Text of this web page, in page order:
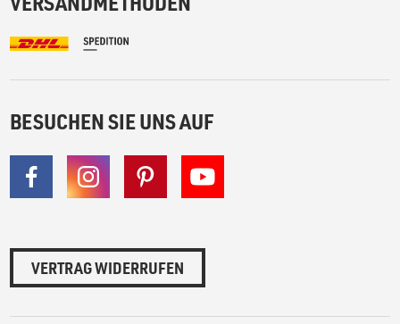
BESUCHEN SIE UNS AUF
VERTRAG WIDERRUFEN